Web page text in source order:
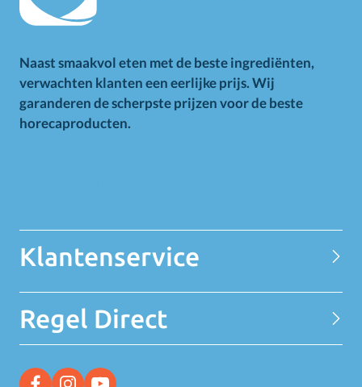
Naast smaakvol eten met de beste ingrediënten,
verwachten klanten een eerlijke prijs. Wij
garanderen de scherpste prijzen voor de beste
horecaproducten.
Klantenservice
Contact
Privacy Statement
Over MELEDI
MELEDI vestigingen
Regel Direct
Ontvang alle Deals